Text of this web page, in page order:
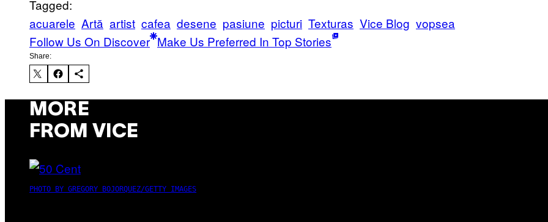
Tagged:
acuarele Artă artist cafea desene pasiune picturi Texturas Vice Blog vopsea
Follow Us On Discover Make Us Preferred In Top Stories
Share:
MORE
FROM VICE
PHOTO BY GREGORY BOJORQUEZ/GETTY IMAGES